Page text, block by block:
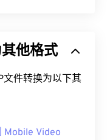
他格式
文件转换为以下其
Mobile Video